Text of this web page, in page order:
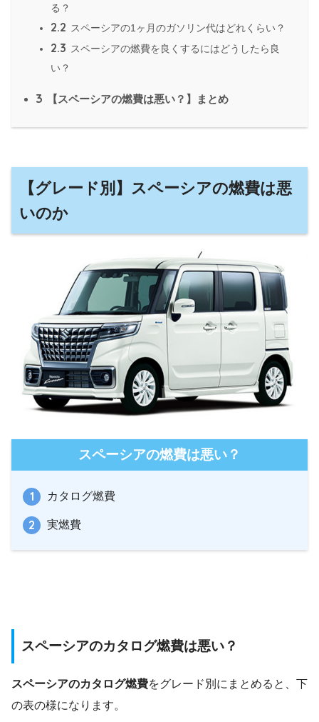
る？
2.2 スペーシアの1ヶ月のガソリン代はどれくらい？
2.3 スペーシアの燃費を良くするにはどうしたら良
い？
3 【スペーシアの燃費は悪い？】まとめ
【グレード別】スペーシアの燃費は悪
いのか
スペーシアの燃費は悪い？
カタログ燃費
実燃費
スペーシアのカタログ燃費は悪い？
スペーシアのカタログ燃費をグレード別にまとめると、下
の表の様になります。